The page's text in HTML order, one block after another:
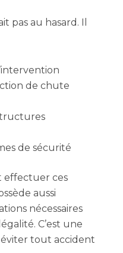
pas au hasard. Il
de chute
de sécurité
effectuer ces
aussi
nécessaires
C’est une
tout accident